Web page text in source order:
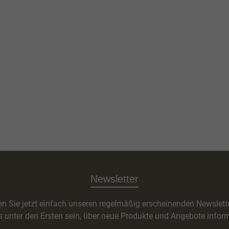
Newsletter
Sie jetzt einfach unseren regelmäßig erscheinenden
unter den Ersten sein, über neue Produkte und Angebote